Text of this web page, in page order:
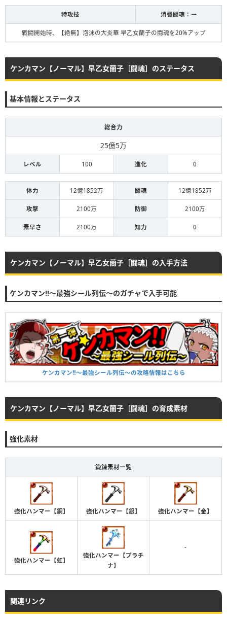
特攻技 消費闘魂：ー
戦闘開始時、【絶無】泡沫の大炎華 早乙女蘭子の闘魂を20%アップ
ケンカマン【ノーマル】早乙女蘭子［闘魂］のステータス
基本情報とステータス
総合力
25億5万
レベル 100 進化 0
体力 12億1852万 闘魂 12億1852万
攻撃 2100万 防御 2100万
素早さ 2100万 知力 0
ケンカマン【ノーマル】早乙女蘭子［闘魂］の入手方法
ケンカマン‼︎〜最強シール列伝〜のガチャで入手可能
ケンカマン‼︎〜最強シール列伝〜の攻略情報はこちら
ケンカマン【ノーマル】早乙女蘭子［闘魂］の育成素材
強化素材
鍛錬素材一覧
強化ハンマー【銅】 強化ハンマー【銀】 強化ハンマー【金】
強化ハンマー【虹】
強化ハンマー【プラチ
ナ】
-
関連リンク